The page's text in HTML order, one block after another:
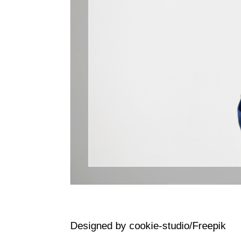
Designed by cookie-studio/Freepik